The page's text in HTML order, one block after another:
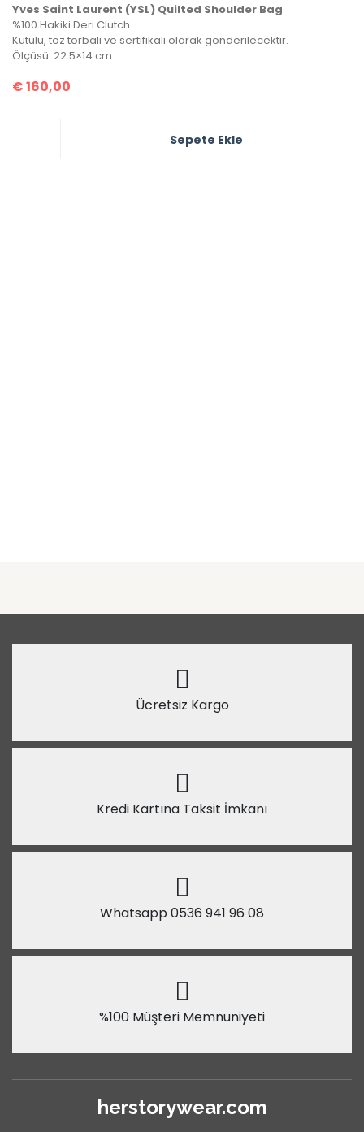
Yves Saint Laurent (YSL) Quilted Shoulder Bag
%100 Hakiki Deri Clutch.
Kutulu, toz torbalı ve sertifikalı olarak gönderilecektir.
Ölçüsü: 22.5×14 cm.
€160,00
Sepete Ekle
Ücretsiz Kargo
Kredi Kartına Taksit İmkanı
Whatsapp 0536 941 96 08
%100 Müşteri Memnuniyeti
herstorywear.com